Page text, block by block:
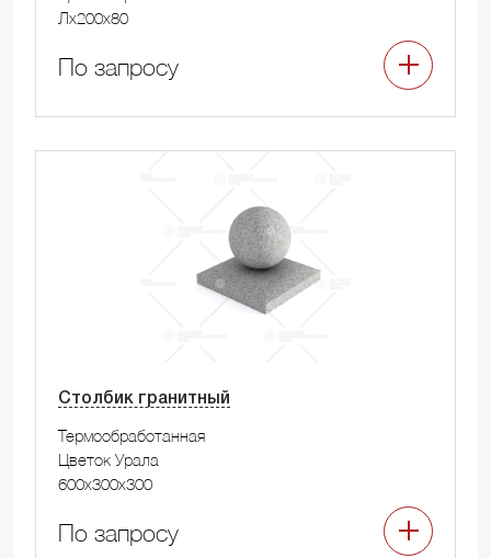
Лx200x80
По запросу
Столбик гранитный
Термообработанная
Цветок Урала
600x300x300
По запросу